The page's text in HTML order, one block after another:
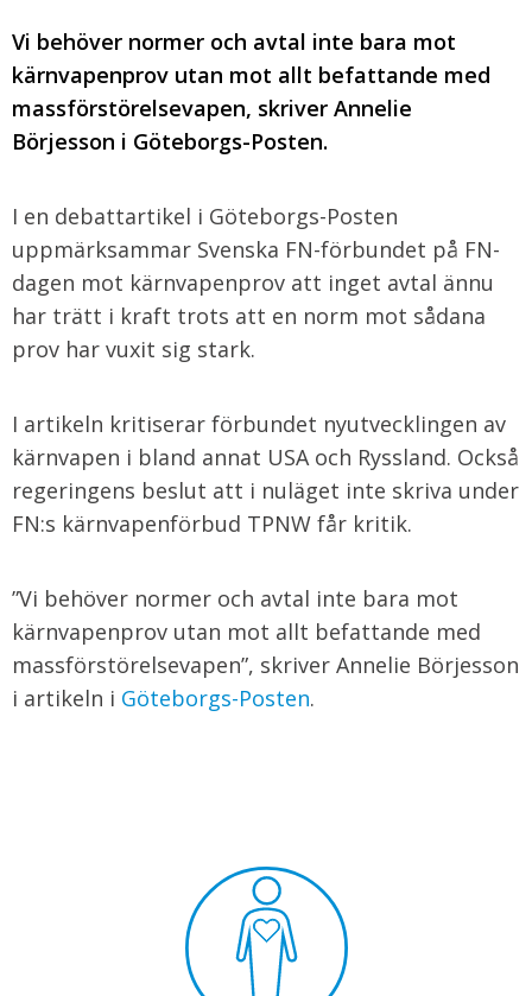
Vi behöver normer och avtal inte bara mot
kärnvapenprov utan mot allt befattande med
massförstörelsevapen, skriver Annelie
Börjesson i Göteborgs-Posten.
I en debattartikel i Göteborgs-Posten
uppmärksammar Svenska FN-förbundet på FN-
dagen mot kärnvapenprov att inget avtal ännu
har trätt i kraft trots att en norm mot sådana
prov har vuxit sig stark.
I artikeln kritiserar förbundet nyutvecklingen av
kärnvapen i bland annat USA och Ryssland. Också
regeringens beslut att i nuläget inte skriva under
FN:s kärnvapenförbud TPNW får kritik.
”Vi behöver normer och avtal inte bara mot
kärnvapenprov utan mot allt befattande med
massförstörelsevapen”, skriver Annelie Börjesson
i artikeln i Göteborgs-Posten.